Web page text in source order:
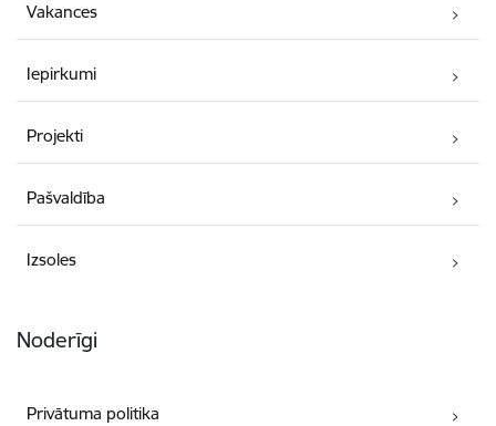
Vakances
Iepirkumi
Projekti
Pašvaldība
Izsoles
Noderīgi
Privātuma politika